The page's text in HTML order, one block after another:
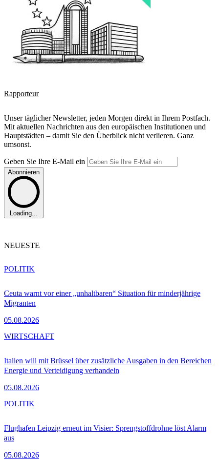
Rapporteur
Unser täglicher Newsletter, jeden Morgen direkt in Ihrem Postfach.
Mit aktuellen Nachrichten aus den europäischen Institutionen und
Hauptstädten – damit Sie den Überblick nicht verlieren. Ganz
umsonst.
Geben Sie Ihre E-Mail ein
Abonnieren
Loading...
NEUESTE
Ceuta warnt vor einer „unhaltbaren“ Situation für minderjährige
Migranten
05.08.2026
POLITIK
Italien will mit Brüssel über zusätzliche Ausgaben in den Bereichen
Energie und Verteidigung verhandeln
05.08.2026
WIRTSCHAFT
Flughafen Leipzig erneut im Visier: Sprengstoffdrohne löst Alarm
aus
05.08.2026
POLITIK